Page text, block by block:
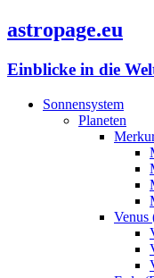
astropage.eu
Einblicke in die
Sonnensystem
Planeten
Venus